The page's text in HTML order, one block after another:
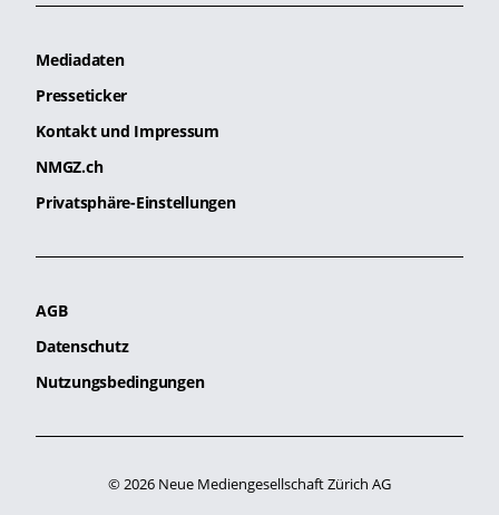
Mediadaten
Presseticker
Kontakt und Impressum
NMGZ.ch
Privatsphäre-Einstellungen
AGB
Datenschutz
Nutzungsbedingungen
© 2026 Neue Mediengesellschaft Zürich AG